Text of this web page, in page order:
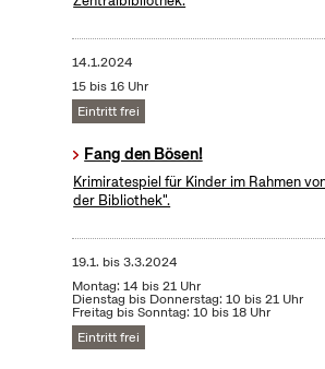
14.1.2024
15 bis 16 Uhr
Eintritt frei
Fang den Bösen!
Krimiratespiel für Kinder im Rahmen
der Bibliothek".
19.1. bis3.3.2024
Montag: 14 bis 21 Uhr
Dienstag bis Donnerstag: 10 bis 21 Uhr
Freitag bis Sonntag: 10 bis 18 Uhr
Eintritt frei